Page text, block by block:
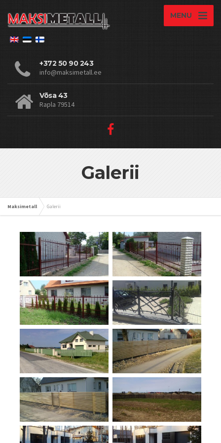
MENU
+372 50 90 243
info@maksimetall.ee
Võsa 43
Rapla 79514
Galerii
Maksimetall Galerii